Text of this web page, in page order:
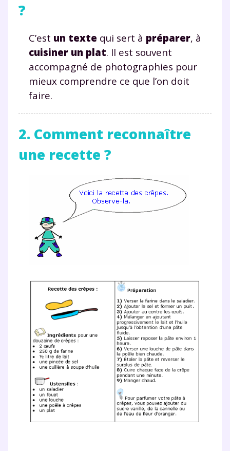
?
C’est un texte qui sert à préparer, à
cuisiner un plat. Il est souvent
accompagné de photographies pour
mieux comprendre ce que l’on doit
faire.
2. Comment reconnaître
une recette ?